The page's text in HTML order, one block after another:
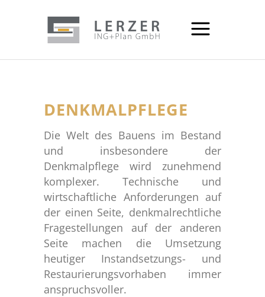
DENKMALPFLEGE
Die Welt des Bauens im Bestand
und insbesondere der
Denkmalpflege wird zunehmend
komplexer. Technische und
wirtschaftliche Anforderungen auf
der einen Seite, denkmalrechtliche
Fragestellungen auf der anderen
Seite machen die Umsetzung
heutiger Instandsetzungs- und
Restaurierungsvorhaben immer
anspruchsvoller.